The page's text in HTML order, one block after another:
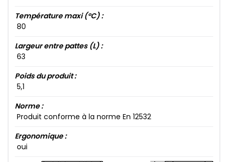
Température maxi (°C) :
80​
Largeur entre pattes (L) :
63​
Poids du produit :
5​,1​
Norme :
Produit conforme à la norme En 12532
Ergonomique :
oui